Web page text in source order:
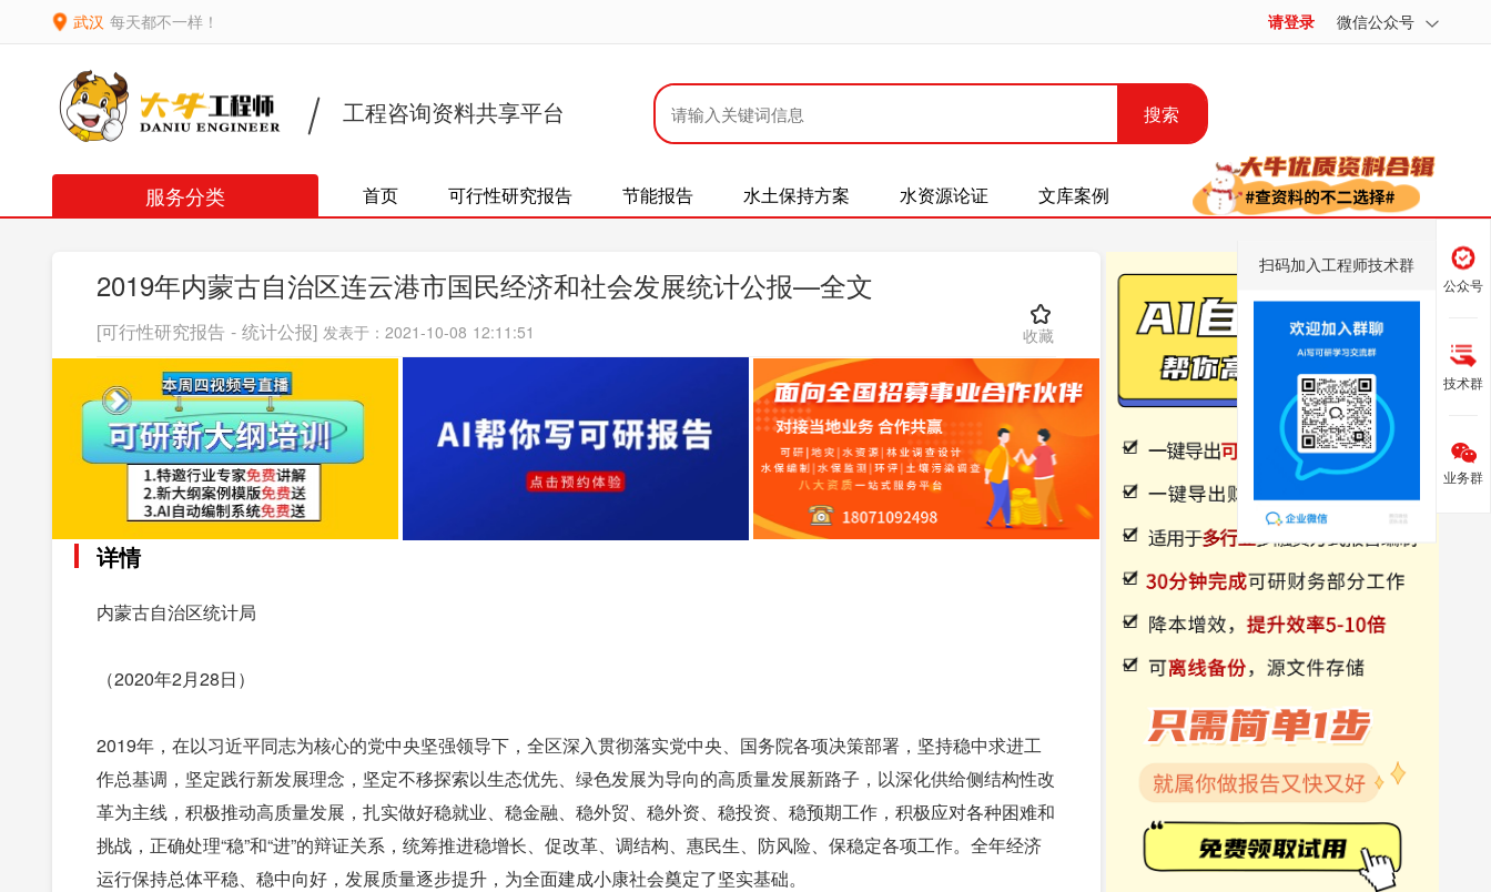
武汉 每天都不一样！ 请登录 微信公众号
工程咨询资料共享平台 搜索
服务分类 首页 可行性研究报告 节能报告 水土保持方案 水资源论证 文库案例
2019年内蒙古自治区连云港市国民经济和社会发展统计公报—全文
[可行性研究报告 - 统计公报] 发表于：2021-10-08 12:11:51 收藏
详情
内蒙古自治区统计局
（2020年2月28日）
2019年，在以习近平同志为核心的党中央坚强领导下，全区深入贯彻落实党中央、国务院各项决策部署，坚持稳中求进工
作总基调，坚定践行新发展理念，坚定不移探索以生态优先、绿色发展为导向的高质量发展新路子，以深化供给侧结构性改
革为主线，积极推动高质量发展，扎实做好稳就业、稳金融、稳外贸、稳外资、稳投资、稳预期工作，积极应对各种困难和
挑战，正确处理“稳”和“进”的辩证关系，统筹推进稳增长、促改革、调结构、惠民生、防风险、保稳定各项工作。全年经济
运行保持总体平稳、稳中向好，发展质量逐步提升，为全面建成小康社会奠定了坚实基础。
公众号
技术群
扫码加入工程师技术群
业务群